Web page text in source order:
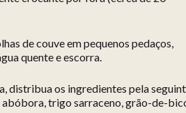
de couve em pequenos pedaços,
quente e escorra.
distribua os ingredientes pela
abóbora, trigo sarraceno, grão-de-